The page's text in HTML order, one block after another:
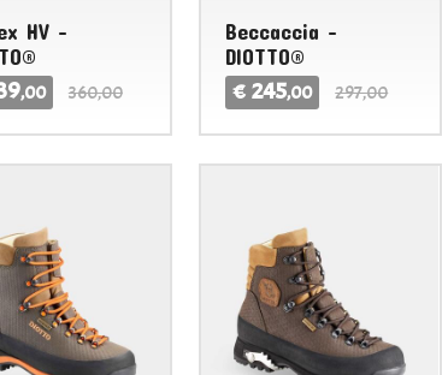
HV -
,00 360,00
Beccaccia -
DIOTTO®
€ 245,00 297,00